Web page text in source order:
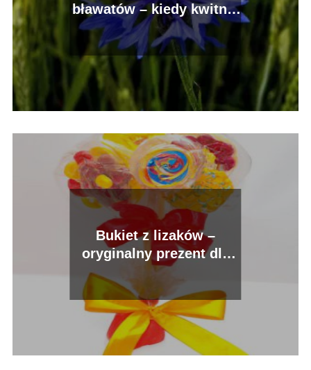
bławatów – kiedy kwitnie
chaber
Bukiet z lizaków –
oryginalny prezent dla
każdego